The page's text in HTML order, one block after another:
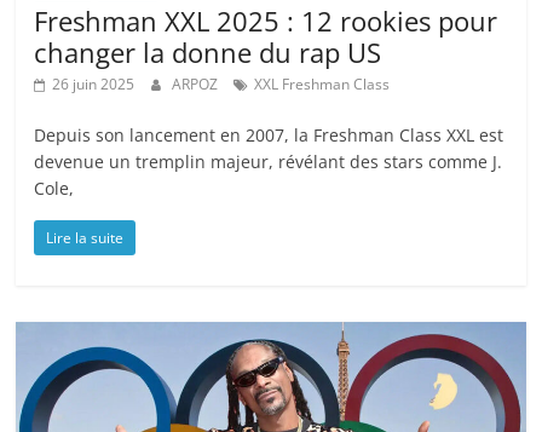
Freshman XXL 2025 : 12 rookies pour
changer la donne du rap US
26 juin 2025 ARPOZ XXL Freshman Class
Depuis son lancement en 2007, la Freshman Class XXL est
devenue un tremplin majeur, révélant des stars comme J.
Cole,
Lire la suite